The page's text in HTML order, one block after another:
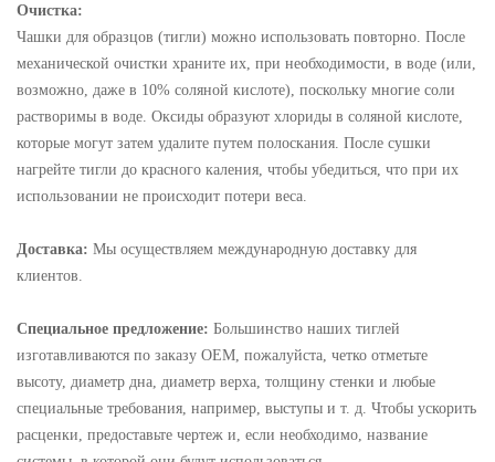
Очистка:
Чашки для образцов (тигли) можно использовать повторно. После
механической очистки храните их, при необходимости, в воде (или,
возможно, даже в 10% соляной кислоте), поскольку многие соли
растворимы в воде. Оксиды образуют хлориды в соляной кислоте,
которые могут затем удалите путем полоскания. После сушки
нагрейте тигли до красного каления, чтобы убедиться, что при их
использовании не происходит потери веса.
Доставка: Мы осуществляем международную доставку для
клиентов.
Специальное предложение: Большинство наших тиглей
изготавливаются по заказу OEM, пожалуйста, четко отметьте
высоту, диаметр дна, диаметр верха, толщину стенки и любые
специальные требования, например, выступы и т. д. Чтобы ускорить
расценки, предоставьте чертеж и, если необходимо, название